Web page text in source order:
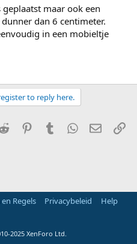
maar ook een
dan 6 centimeter.
in een mobieltje
to reply here.
Reddit PinterestTumblrWhatsApp
E-mail
Regels Privacybeleid
Help
2025 XenForo Ltd.